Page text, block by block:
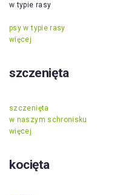
w typie rasy
psy w typie rasy
więcej
szczenięta
szczenięta
w naszym schronisku
więcej
kocięta